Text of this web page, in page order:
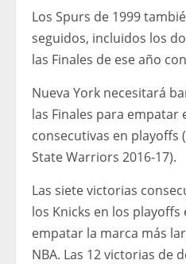
Los Spurs de 1999
seguidos, incluidos los
las Finales de ese año
Nueva York necesitará
las Finales para
consecutivas en playoffs
State Warriors 2016-17).
Las siete victorias
los Knicks en los playoffs
empatar la marca más
NBA. Las 12 victorias de